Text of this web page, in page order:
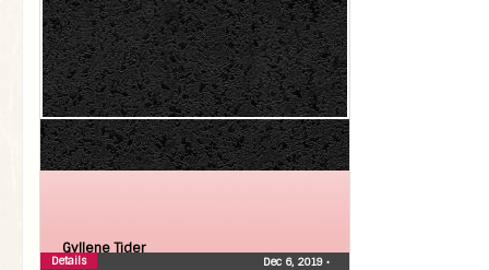
Gyllene Tider
Dec 6, 2019 •
Details